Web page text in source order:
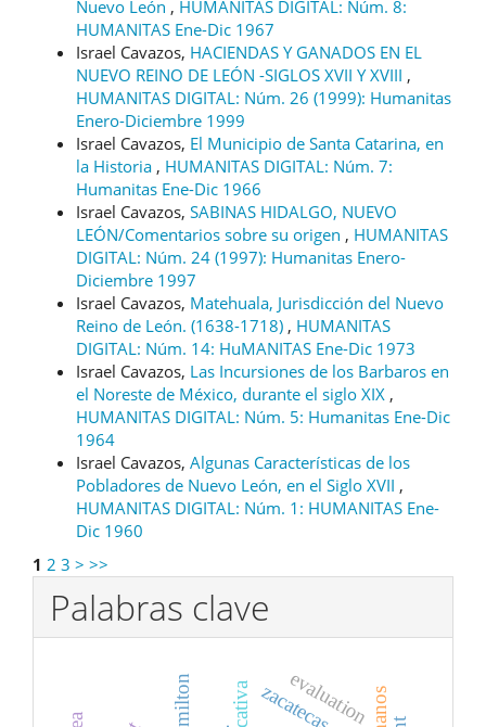
Nuevo León , HUMANITAS DIGITAL: Núm. 8:
HUMANITAS Ene-Dic 1967
Israel Cavazos, HACIENDAS Y GANADOS EN EL
NUEVO REINO DE LEÓN -SIGLOS XVII Y XVIII ,
HUMANITAS DIGITAL: Núm. 26 (1999): Humanitas
Enero-Diciembre 1999
Israel Cavazos, El Municipio de Santa Catarina, en
la Historia , HUMANITAS DIGITAL: Núm. 7:
Humanitas Ene-Dic 1966
Israel Cavazos, SABINAS HIDALGO, NUEVO
LEÓN/Comentarios sobre su origen , HUMANITAS
DIGITAL: Núm. 24 (1997): Humanitas Enero-
Diciembre 1997
Israel Cavazos, Matehuala, Jurisdicción del Nuevo
Reino de León. (1638-1718) , HUMANITAS
DIGITAL: Núm. 14: HuMANITAS Ene-Dic 1973
Israel Cavazos, Las Incursiones de los Barbaros en
el Noreste de México, durante el siglo XIX ,
HUMANITAS DIGITAL: Núm. 5: Humanitas Ene-Dic
1964
Israel Cavazos, Algunas Características de los
Pobladores de Nuevo León, en el Siglo XVII ,
HUMANITAS DIGITAL: Núm. 1: HUMANITAS Ene-
Dic 1960
1 2 3 > >>
Palabras clave
evaluation
zacatecas.